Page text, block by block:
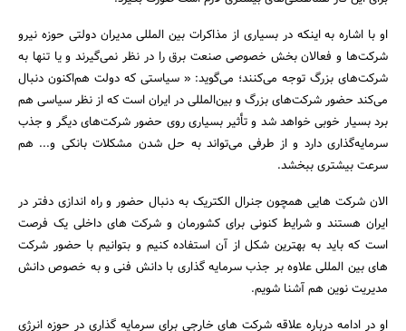
جستجو
او با اشاره به اینکه در بسیاری از مذاکرات بین المللی مدیران دولتی حوزه نیرو
شرکت‌ها و فعالان بخش خصوصی صنعت برق را در نظر نمی‌گیرند و یا تنها به
شرکت‌های بزرگ توجه می‌کنند؛ می‌گوید: « سیاستی که دولت هم‌اکنون دنبال
می‌کند حضور شرکت‌های بزرگ و بین‌المللی در ایران است که از نظر سیاسی هم
برد بسیار خوبی خواهد شد و تأثیر بسیاری روی حضور شرکت‌های دیگر و جذب
سرمایه‌گذاری دارد و از طرفی می‌تواند به حل شدن مشکلات بانکی و... هم
سرعت بیشتری ببخشد.
الان شرکت هایی همچون جنرال الکتریک به دنبال حضور و راه اندازی دفتر در
ایران هستند و شرایط کنونی برای کشورمان و شرکت های داخلی یک فرصت
است که باید به بهترین شکل از آن استفاده کنیم و بتوانیم با حضور شرکت
های بین المللی علاوه بر جذب سرمایه گذاری با دانش فنی و به خصوص دانش
مدیریت نوین هم آشنا شویم.
او در ادامه درباره علاقه شرکت های خارجی برای سرمایه گذاری در حوزه انرژی